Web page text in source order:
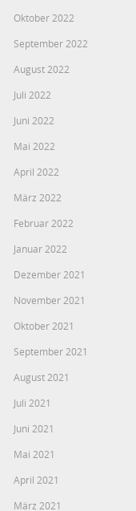
Oktober 2022
September 2022
August 2022
Juli 2022
Juni 2022
Mai 2022
April 2022
März 2022
Februar 2022
Januar 2022
Dezember 2021
November 2021
Oktober 2021
September 2021
August 2021
Juli 2021
Juni 2021
Mai 2021
April 2021
März 2021